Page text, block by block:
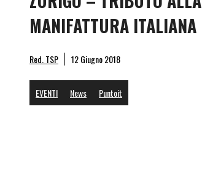
MANIFATTURA ITALIANA
Red. TSP 12 Giugno 2018
EVENTI News Puntoit